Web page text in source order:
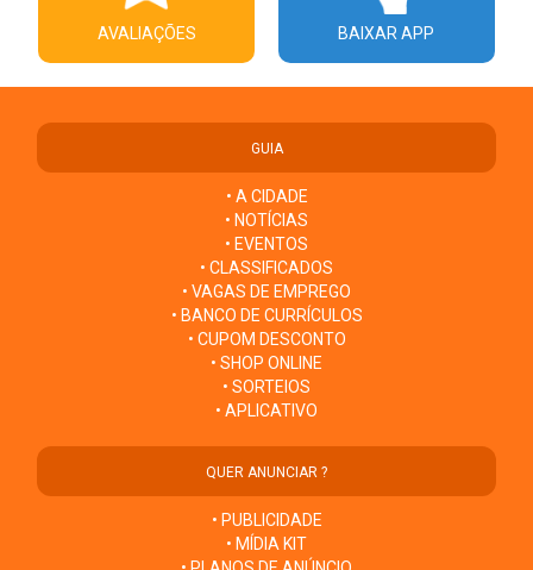
AVALIAÇÕES BAIXAR APP
GUIA
• A CIDADE
• NOTÍCIAS
• EVENTOS
• CLASSIFICADOS
• VAGAS DE EMPREGO
• BANCO DE CURRÍCULOS
• CUPOM DESCONTO
• SHOP ONLINE
• SORTEIOS
• APLICATIVO
QUER ANUNCIAR ?
• PUBLICIDADE
• MÍDIA KIT